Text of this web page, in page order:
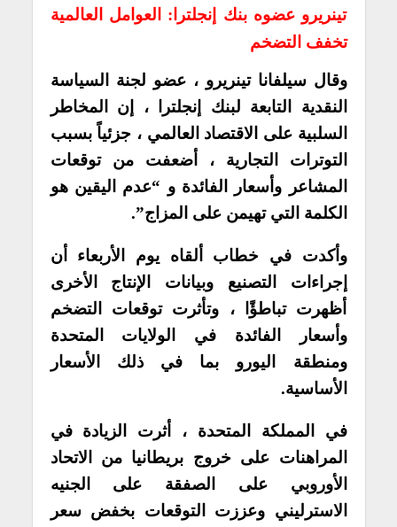
تينريرو عضوه بنك إنجلترا: العوامل العالمية
تخفف التضخم
وقال سيلفانا تينريرو ، عضو لجنة السياسة
النقدية التابعة لبنك إنجلترا ، إن المخاطر
السلبية على الاقتصاد العالمي ، جزئياً بسبب
التوترات التجارية ، أضعفت من توقعات
المشاعر وأسعار الفائدة و “عدم اليقين هو
الكلمة التي تهيمن على المزاج”.
وأكدت في خطاب ألقاه يوم الأربعاء أن
إجراءات التصنيع وبيانات الإنتاج الأخرى
أظهرت تباطؤًا ، وتأثرت توقعات التضخم
وأسعار الفائدة في الولايات المتحدة
ومنطقة اليورو بما في ذلك الأسعار
الأساسية.
في المملكة المتحدة ، أثرت الزيادة في
المراهنات على خروج بريطانيا من الاتحاد
الأوروبي على الصفقة على الجنيه
الاسترليني وعززت التوقعات بخفض سعر